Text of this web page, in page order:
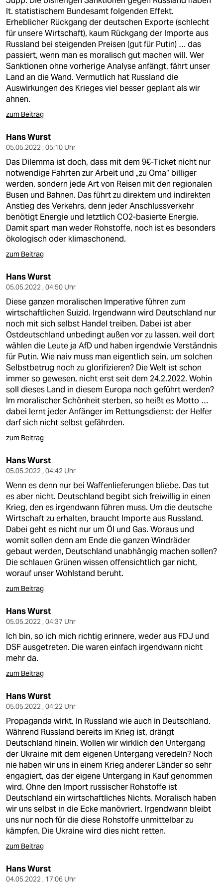
lt. statistischem Bundesamt folgenden Effekt.
Erheblicher Rückgang der deutschen Exporte (schlecht
für unsere Wirtschaft), kaum Rückgang der Importe aus
Russland bei steigenden Preisen (gut für Putin) … das
passiert, wenn man es moralisch gut machen will. Wer
Sanktionen ohne vorherige Analyse anfängt, fährt unser
Land an die Wand. Vermutlich hat Russland die
Auswirkungen des Krieges viel besser geplant als wir
ahnen.
zum Beitrag
Hans Wurst
05.05.2022 , 05:10 Uhr
Das Dilemma ist doch, dass mit dem 9€-Ticket nicht nur
notwendige Fahrten zur Arbeit und „zu Oma“ billiger
werden, sondern jede Art von Reisen mit den regionalen
Busen und Bahnen. Das führt zu direktem und indirekten
Anstieg des Verkehrs, denn jeder Anschlussverkehr
benötigt Energie und letztlich CO2-basierte Energie.
Damit spart man weder Rohstoffe, noch ist es besonders
ökologisch oder klimaschonend.
zum Beitrag
Hans Wurst
05.05.2022 , 04:50 Uhr
Diese ganzen moralischen Imperative führen zum
wirtschaftlichen Suizid. Irgendwann wird Deutschland nur
noch mit sich selbst Handel treiben. Dabei ist aber
Ostdeutschland unbedingt außen vor zu lassen, weil dort
wählen die Leute ja AfD und haben irgendwie Verständnis
für Putin. Wie naiv muss man eigentlich sein, um solchen
Selbstbetrug noch zu glorifizieren? Die Welt ist schon
immer so gewesen, nicht erst seit dem 24.2.2022. Wohin
soll dieses Land in diesem Europa noch geführt werden?
Im moralischer Schönheit sterben, so heißt es Motto …
dabei lernt jeder Anfänger im Rettungsdienst: der Helfer
darf sich nicht selbst gefährden.
zum Beitrag
Hans Wurst
05.05.2022 , 04:42 Uhr
Wenn es denn nur bei Waffenlieferungen bliebe. Das tut
es aber nicht. Deutschland begibt sich freiwillig in einen
Krieg, den es irgendwann führen muss. Um die deutsche
Wirtschaft zu erhalten, braucht Importe aus Russland.
Dabei geht es nicht nur um Öl und Gas. Woraus und
womit sollen denn am Ende die ganzen Windräder
gebaut werden, Deutschland unabhängig machen sollen?
Die schlauen Grünen wissen offensichtlich gar nicht,
worauf unser Wohlstand beruht.
zum Beitrag
Hans Wurst
05.05.2022 , 04:37 Uhr
Ich bin, so ich mich richtig erinnere, weder aus FDJ und
DSF ausgetreten. Die waren einfach irgendwann nicht
mehr da.
zum Beitrag
Hans Wurst
05.05.2022 , 04:22 Uhr
Propaganda wirkt. In Russland wie auch in Deutschland.
Während Russland bereits im Krieg ist, drängt
Deutschland hinein. Wollen wir wirklich den Untergang
der Ukraine mit dem eigenen Untergang veredeln? Noch
nie haben wir uns in einem Krieg anderer Länder so sehr
engagiert, das der eigene Untergang in Kauf genommen
wird. Ohne den Import russischer Rohstoffe ist
Deutschland ein wirtschaftliches Nichts. Moralisch haben
wir uns selbst in die Ecke manövriert. Irgendwann bleibt
uns nur noch für die diese Rohstoffe unmittelbar zu
kämpfen. Die Ukraine wird dies nicht retten.
zum Beitrag
Hans Wurst
04.05.2022 , 17:06 Uhr